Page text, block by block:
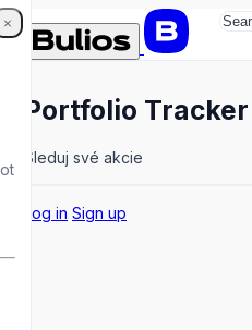
Portfolio Tracker
Sleduj své akcie
Log in Sign up